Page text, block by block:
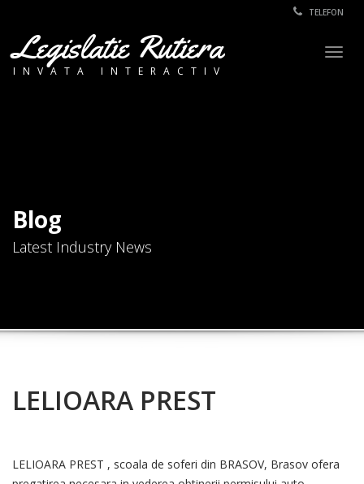
TELEFON
Legislatie Rutiera
INVATA INTERACTIV
Blog
Latest Industry News
LELIOARA PREST
LELIOARA PREST , scoala de soferi din BRASOV, Brasov ofera